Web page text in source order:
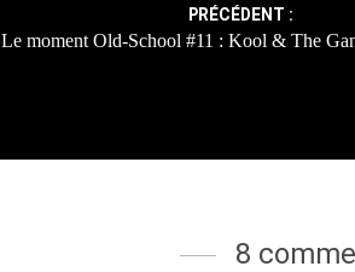
PRÉCÉDENT :
Le moment Old-School #11 : Kool & The
8